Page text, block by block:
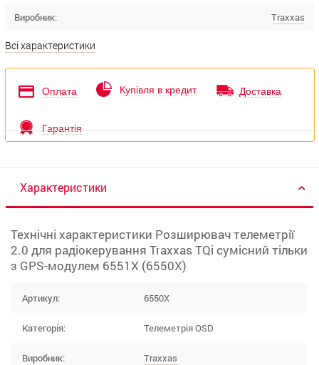
Виробник: Traxxas
Всі характеристики
Оплата Купівля в кредит Доставка
Гарантія
Характеристики
Технічні характеристики Розширювач телеметрії
2.0 для радіокерування Traxxas TQi сумісний тільки
з GPS-модулем 6551X (6550X)
Артикул: 6550X
Категорія: Телеметрія OSD
Виробник: Traxxas